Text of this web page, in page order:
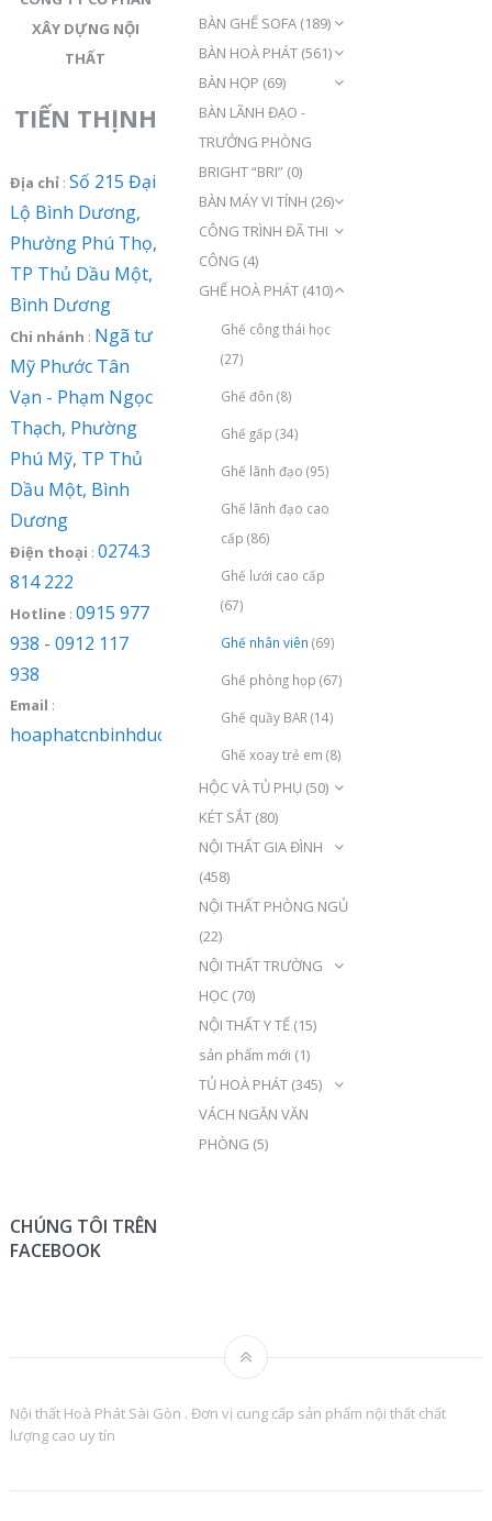
XÂY DỰNG NỘI
THẤT
TIẾN THỊNH
Địa chỉ: Số 215 Đại
Lộ Bình Dương,
Phường Phú Thọ,
TP Thủ Dầu Một,
Bình Dương
Chi nhánh : Ngã tư
Mỹ Phước Tân
Vạn - Phạm Ngọc
Thạch, Phường
Phú Mỹ, TP Thủ
Dầu Một, Bình
Dương
Điện thoại : 0274.3
814 222
Hotline: 0915 977
938 - 0912 117
938
Email :
hoaphatcnbinhduong@gmail.com
BÀN GHẾ SOFA (189)
BÀN HOÀ PHÁT (561)
BÀN HỌP (69)
BÀN LÃNH ĐẠO -
TRƯỞNG PHÒNG
BRIGHT “BRI” (0)
BÀN MÁY VI TÍNH (26)
CÔNG TRÌNH ĐÃ THI
CÔNG (4)
GHẾ HOÀ PHÁT (410)
Ghế công thái học
(27)
Ghế đôn (8)
Ghế gấp (34)
Ghế lãnh đạo (95)
Ghế lãnh đạo cao
cấp (86)
Ghế lưới cao cấp
(67)
Ghế nhân viên (69)
Ghế phòng họp (67)
Ghế quầy BAR (14)
Ghế xoay trẻ em (8)
HỘC VÀ TỦ PHỤ (50)
KÉT SẮT (80)
NỘI THẤT GIA ĐÌNH
(458)
NỘI THẤT PHÒNG NGỦ
(22)
NỘI THẤT TRƯỜNG
HỌC (70)
NỘI THẤT Y TẾ (15)
sản phẩm mới (1)
TỦ HOÀ PHÁT (345)
VÁCH NGĂN VĂN
PHÒNG (5)
CHÚNG TÔI TRÊN
FACEBOOK
Nội thất Hoà Phát Sài Gòn . Đơn vị cung cấp sản phẩm nội thất chất
lượng cao uy tín